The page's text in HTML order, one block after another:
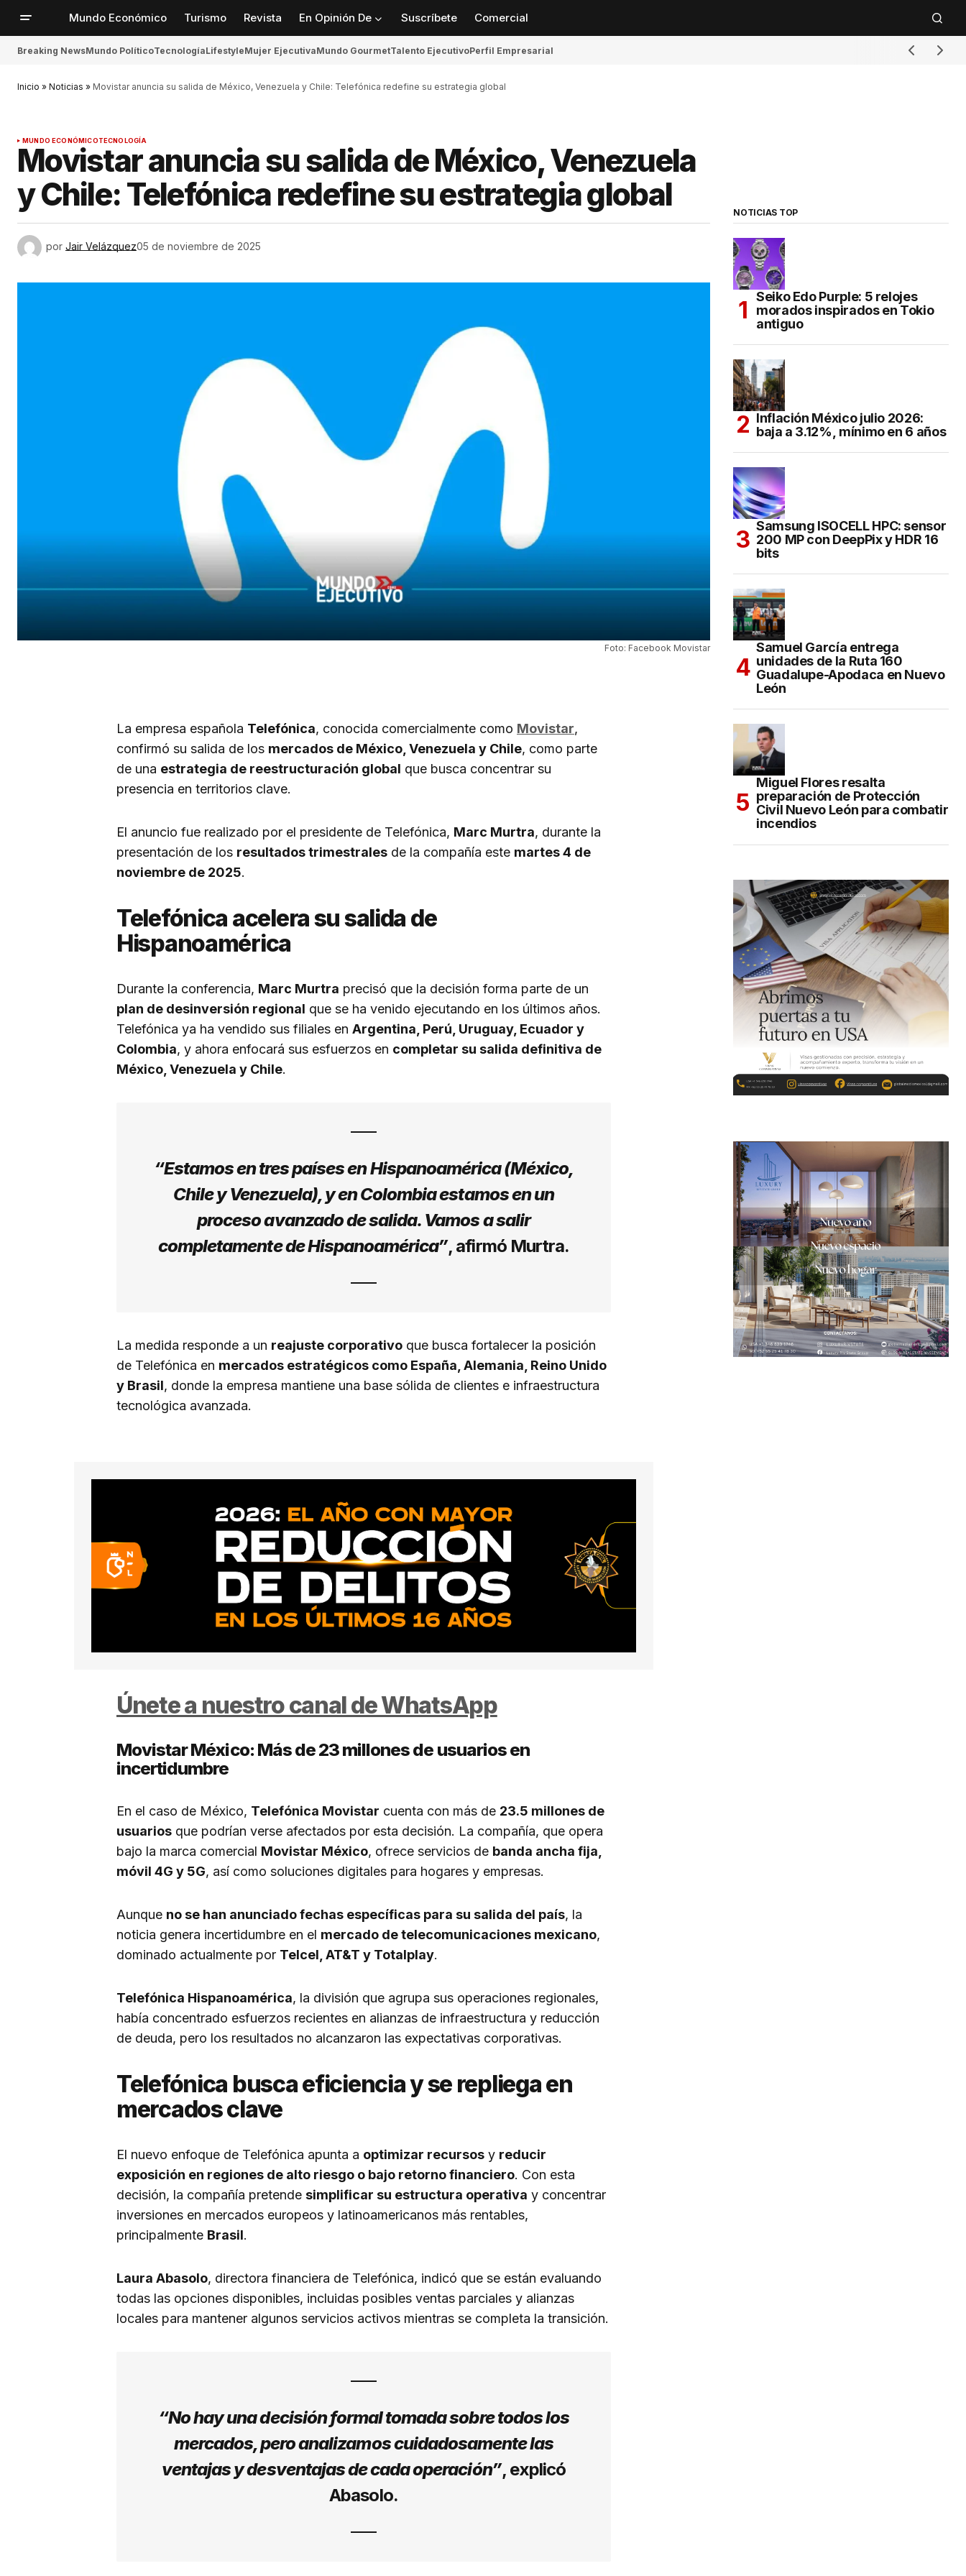
Mundo Económico Turismo Revista En Opinión De Suscríbete Comercial
Breaking NewsMundo PolíticoTecnologíaLifestyleMujer EjecutivaMundo GourmetTalento EjecutivoPerfil Empresarial
Inicio » Noticias » Movistar anuncia su salida de México, Venezuela y Chile: Telefónica redefine su estrategia global
MUNDO ECONÓMICOTECNOLOGÍA
Movistar anuncia su salida de México, Venezuela
y Chile: Telefónica redefine su estrategia global
por Jair Velázquez05 de noviembre de 2025
Foto: Facebook Movistar
La empresa española Telefónica, conocida comercialmente como Movistar,
confirmó su salida de los mercados de México, Venezuela y Chile, como parte
de una estrategia de reestructuración global que busca concentrar su
presencia en territorios clave.
El anuncio fue realizado por el presidente de Telefónica, Marc Murtra, durante la
presentación de los resultados trimestrales de la compañía este martes 4 de
noviembre de 2025.
Telefónica acelera su salida de
Hispanoamérica
Durante la conferencia, Marc Murtra precisó que la decisión forma parte de un
plan de desinversión regional que se ha venido ejecutando en los últimos años.
Telefónica ya ha vendido sus filiales en Argentina, Perú, Uruguay, Ecuador y
Colombia, y ahora enfocará sus esfuerzos en completar su salida definitiva de
México, Venezuela y Chile.
“Estamos en tres países en Hispanoamérica (México,
Chile y Venezuela), y en Colombia estamos en un
proceso avanzado de salida. Vamos a salir
completamente de Hispanoamérica”, afirmó Murtra.
La medida responde a un reajuste corporativo que busca fortalecer la posición
de Telefónica en mercados estratégicos como España, Alemania, Reino Unido
y Brasil, donde la empresa mantiene una base sólida de clientes e infraestructura
tecnológica avanzada.
Únete a nuestro canal de WhatsApp
Movistar México: Más de 23 millones de usuarios en
incertidumbre
En el caso de México, Telefónica Movistar cuenta con más de 23.5 millones de
usuarios que podrían verse afectados por esta decisión. La compañía, que opera
bajo la marca comercial Movistar México, ofrece servicios de banda ancha fija,
móvil 4G y 5G, así como soluciones digitales para hogares y empresas.
Aunque no se han anunciado fechas específicas para su salida del país, la
noticia genera incertidumbre en el mercado de telecomunicaciones mexicano,
dominado actualmente por Telcel, AT&T y Totalplay.
Telefónica Hispanoamérica, la división que agrupa sus operaciones regionales,
había concentrado esfuerzos recientes en alianzas de infraestructura y reducción
de deuda, pero los resultados no alcanzaron las expectativas corporativas.
Telefónica busca eficiencia y se repliega en
mercados clave
El nuevo enfoque de Telefónica apunta a optimizar recursos y reducir
exposición en regiones de alto riesgo o bajo retorno financiero. Con esta
decisión, la compañía pretende simplificar su estructura operativa y concentrar
inversiones en mercados europeos y latinoamericanos más rentables,
principalmente Brasil.
Laura Abasolo, directora financiera de Telefónica, indicó que se están evaluando
todas las opciones disponibles, incluidas posibles ventas parciales y alianzas
locales para mantener algunos servicios activos mientras se completa la transición.
“No hay una decisión formal tomada sobre todos los
mercados, pero analizamos cuidadosamente las
ventajas y desventajas de cada operación”, explicó
Abasolo.
NOTICIAS TOP
Seiko Edo Purple: 5 relojes
morados inspirados en Tokio
antiguo
Inflación México julio 2026:
baja a 3.12%, mínimo en 6 años
Samsung ISOCELL HPC: sensor
200 MP con DeepPix y HDR 16
bits
Samuel García entrega
unidades de la Ruta 160
Guadalupe-Apodaca en Nuevo
León
Miguel Flores resalta
preparación de Protección
Civil Nuevo León para combatir
incendios